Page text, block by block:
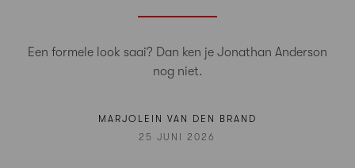
Een formele look saai? Dan ken je Jonathan Anderson
nog niet.
MARJOLEIN VAN DEN BRAND
25 JUNI 2026